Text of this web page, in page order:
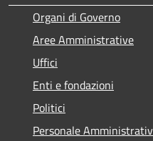
Organi di Governo
Aree Amministrative
Uffici
Enti e fondazioni
Politici
Personale